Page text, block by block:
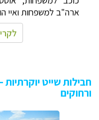
ארה"ב למשפחות ואיי
חבילות שייט יוקרתיות
ורחוקים